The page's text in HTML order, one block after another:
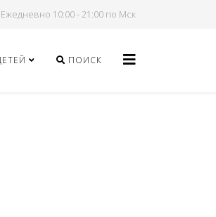
Ежедневно 10:00 - 21:00 по Мск
ПОИСК